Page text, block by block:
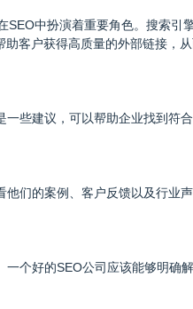
中扮演着重要角色。搜索
客户获得高质量的外部链接，从
些建议，可以帮助企业找到符合
们的案例、客户反馈以及行业
个好的SEO公司应该能够明确